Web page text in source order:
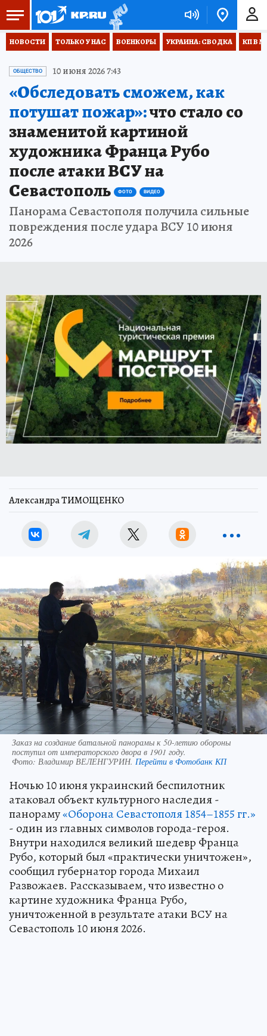
НОВОСТИ ТОЛЬКО У НАС ВОЕНКОРЫ УКРАИНА: СВОДКА КП В
ОБЩЕСТВО 10 июня 2026 7:43
«Обследовать сможем, как
потушат пожар»:что стало со
знаменитой картиной
художника Франца Рубо
после атаки ВСУ на
Севастополь
ФОТО ВИДЕО
Панорама Севастополя получила сильные
повреждения после удара ВСУ 10 июня
2026
Александра ТИМОЩЕНКО
Заказ на создание батальной панорамы к 50-летию обороны
поступил от императорского двора в 1901 году.
Фото: Владимир ВЕЛЕНГУРИН. Перейти в Фотобанк КП
Ночью 10 июня украинский беспилотник
атаковал объект культурного наследия -
панораму«Оборона Севастополя 1854–1855 гг.»
- один из главных символов города-героя.
Внутри находился великий шедевр Франца
Рубо, который был «практически уничтожен»,
сообщил губернатор города Михаил
Развожаев. Рассказываем, что известно о
картине художника Франца Рубо,
уничтоженной в результате атаки ВСУ на
Севастополь 10 июня 2026.